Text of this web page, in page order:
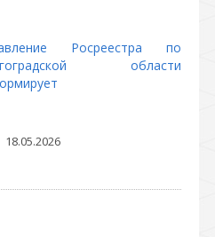
Росреестра по
области
18.05.2026